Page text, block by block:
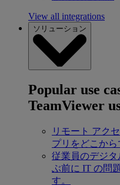
View all integrations
ソリューション
Popular use
TeamViewer
リモート アク
プリをどこから
従業員のデジ
ぶ前に IT の問
す。